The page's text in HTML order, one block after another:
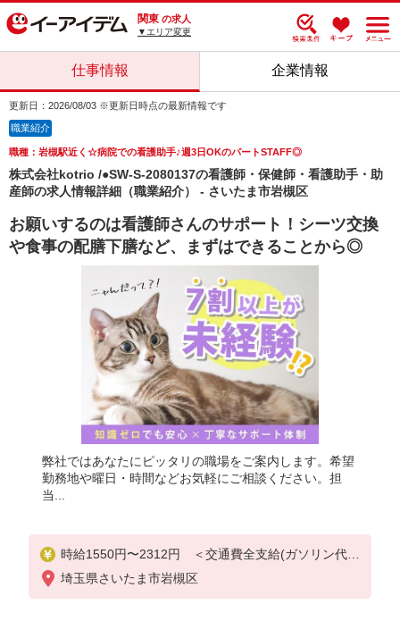
関東 の求人
▼エリア変更
仕事情報 企業情報
更新日：2026/08/03 ※更新日時点の最新情報です
職業紹介
職種：岩槻駅近く☆病院での看護助手♪週3日OKのパートSTAFF◎
株式会社kotrio /●SW-S-2080137の看護師・保健師・看護助手・助
産師の求人情報詳細（職業紹介） - さいたま市岩槻区
お願いするのは看護師さんのサポート！シーツ交換
や食事の配膳下膳など、まずはできることから◎
弊社ではあなたにピッタリの職場をご案内します。希望
勤務地や曜日・時間などお気軽にご相談ください。担
当...
時給1550円〜2312円 ＜交通費全支給(ガソリン代含
む)＞
埼玉県さいたま市岩槻区